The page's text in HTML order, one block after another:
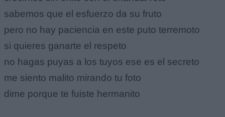
sabemos que el esfuerzo da su fruto
pero no hay paciencia en este puto terremoto
si quieres ganarte el respeto
no hagas puyas a los tuyos ese es el secreto
me siento malito mirando tu foto
dime porque te fuiste hermanito